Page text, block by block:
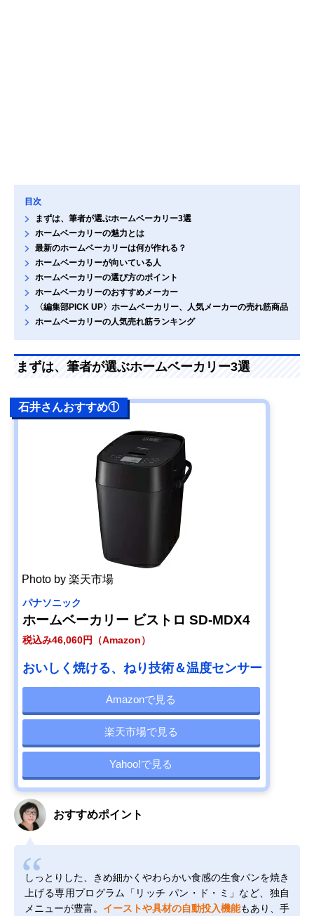
目次
まずは、筆者が選ぶホームベーカリー3選
ホームベーカリーの魅力とは
最新のホームベーカリーは何が作れる？
ホームベーカリーが向いている人
ホームベーカリーの選び方のポイント
ホームベーカリーのおすすめメーカー
〈編集部PICK UP〉ホームベーカリー、人気メーカーの売れ筋商品
ホームベーカリーの人気売れ筋ランキング
まずは、筆者が選ぶホームベーカリー3選
石井さんおすすめ①
Photo by 楽天市場
パナソニック
ホームベーカリー ビストロ SD-MDX4
税込み46,060円（Amazon）
おいしく焼ける、ねり技術＆温度センサー
Amazonで見る
楽天市場で見る
Yahoo!で見る
おすすめポイント
しっとりした、きめ細かくやわらかい食感の生食パンを焼き
上げる専用プログラム「リッチ パン・ド・ミ」など、独自
メニューが豊富。 イーストや具材の自動投入機能もあり、手